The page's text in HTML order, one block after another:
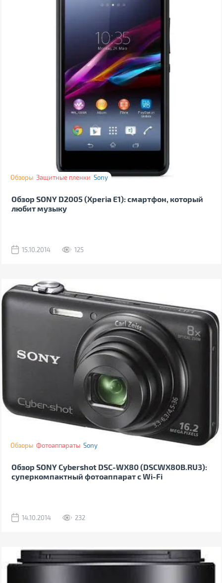
Обзоры Защитные пленки Sony
Обзор SONY D2005 (Xperia E1): смартфон, который
любит музыку
15.10.2014 125
Обзоры Фотоаппараты Sony
Обзор SONY Cybershot DSC-WX80 (DSCWX80B.RU3):
суперкомпактный фотоаппарат с Wi-Fi
14.10.2014 232